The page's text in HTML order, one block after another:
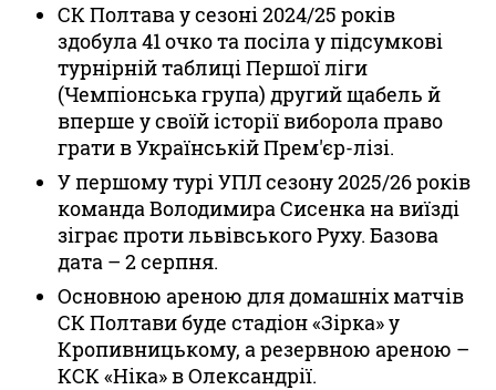
СК Полтава у сезоні 2024/25 років
здобула 41 очко та посіла у підсумкові
турнірній таблиці Першої ліги
(Чемпіонська група) другий щабель й
вперше у своїй історії виборола право
грати в Українській Прем'єр-лізі.
У першому турі УПЛ сезону 2025/26 років
команда Володимира Сисенка на виїзді
зіграє проти львівського Руху. Базова
дата – 2 серпня.
Основною ареною для домашніх матчів
СК Полтави буде стадіон «Зірка» у
Кропивницькому, а резервною ареною –
КСК «Ніка» в Олександрії.